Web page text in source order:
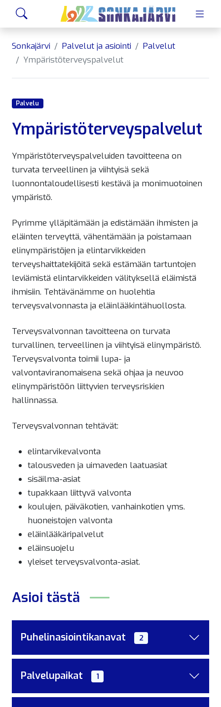
Siirry sivusisältöön
Sonkajärvi Palvelut ja asiointi
Palvelut
Ympäristöterveyspalvelut
Palvelu
Ympäristöterveyspalvelut
Ympäristöterveyspalveluiden tavoitteena on
turvata terveellinen ja viihtyisä sekä
luonnontaloudellisesti kestävä ja monimuotoinen
ympäristö.
Pyrimme ylläpitämään ja edistämään ihmisten ja
eläinten terveyttä, vähentämään ja poistamaan
elinympäristöjen ja elintarvikkeiden
terveyshaittatekijöitä sekä estämään tartuntojen
leviämistä elintarvikkeiden välityksellä eläimistä
ihmisiin. Tehtävänämme on huolehtia
terveysvalvonnasta ja eläinlääkintähuollosta.
Terveysvalvonnan tavoitteena on turvata
turvallinen, terveellinen ja viihtyisä elinympäristö.
Terveysvalvonta toimii lupa- ja
valvontaviranomaisena sekä ohjaa ja neuvoo
elinympäristöön liittyvien terveysriskien
hallinnassa.
Terveysvalvonnan tehtävät:
elintarvikevalvonta
talousveden ja uimaveden laatuasiat
sisäilma-asiat
tupakkaan liittyvä valvonta
koulujen, päiväkotien, vanhainkotien yms.
huoneistojen valvonta
eläinlääkäripalvelut
eläinsuojelu
yleiset terveysvalvonta-asiat.
Asioi tästä
Puhelinasiointikanavat 2
Palvelupaikat 1